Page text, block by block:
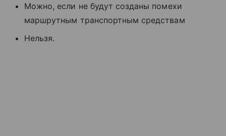
Можно, если не будут созданы помехи
маршрутным транспортным средствам
Нельзя.